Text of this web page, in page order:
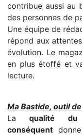
contribue aussi au
des personnes de
Une équipe de
répond aux
évolution. Le
en plus étoffé et
lecture.
Ma Bastide, outil
Laqualité du
conséquent